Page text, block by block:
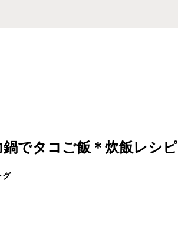
鍋でタコご飯＊炊飯レシピ
グ